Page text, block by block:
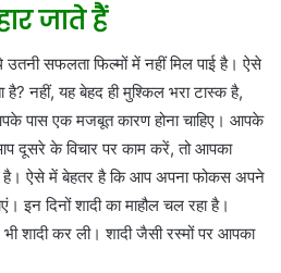
जाते हैं
सफलता फिल्मों में नहीं मिल पाई है। ऐसे
नहीं, यह बेहद ही मुश्किल भरा टास्क है,
पास एक मजबूत कारण होना चाहिए। आपके
दूसरे के विचार पर काम करें, तो आपका
है। ऐसे में बेहतर है कि आप अपना फोकस अपने
इन दिनों शादी का माहौल चल रहा है।
शादी कर ली। शादी जैसी रस्मों पर आपका